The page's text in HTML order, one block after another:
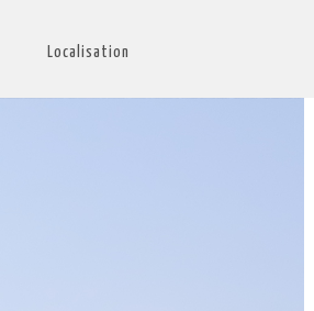
Localisation